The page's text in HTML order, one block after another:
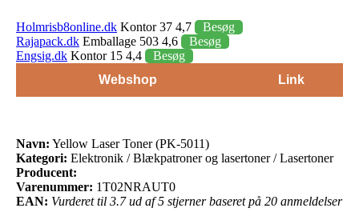
Holmrisb8online.dk Kontor 37 4,7
Besøg
Rajapack.dk Emballage 503 4,6
Besøg
Engsig.dk Kontor 15 4,4
Besøg
Webshop
Link
Navn: Yellow Laser Toner (PK-5011)
Kategori: Elektronik / Blækpatroner og lasertoner / Lasertoner
Producent:
Varenummer: 1T02NRAUT0
EAN: Vurderet til 3.7 ud af 5 stjerner baseret på 20 anmeldelser